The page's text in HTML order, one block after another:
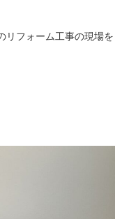
リフォーム工事の現場を